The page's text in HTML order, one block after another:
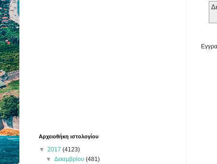
Αρχειοθήκη ιστολογίου
▼ 2017 (4123)
▼Δεκεμβρίου(481)